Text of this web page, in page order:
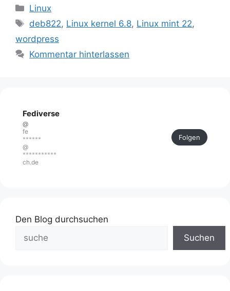
Kategorien
Linux
Schlagwörter
deb822, Linux kernel 6.8, Linux mint 22,
wordpress
Kommentar hinterlassen
Fediverse
@
fe
******
@
***********
ch.de
Folgen
Den Blog durchsuchen
Suchen